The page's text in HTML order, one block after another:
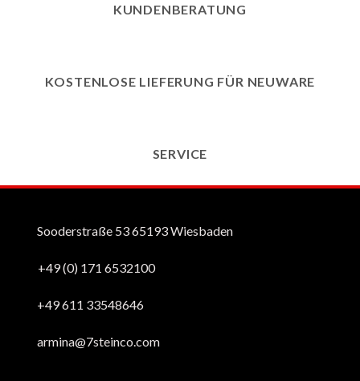
KUNDENBERATUNG
KOSTENLOSE LIEFERUNG FÜR NEUWARE
SERVICE
Sooderstraße 53 65193 Wiesbaden
+49 (0) 171 6532100
+49 611 33548646
armina@7steinco.com